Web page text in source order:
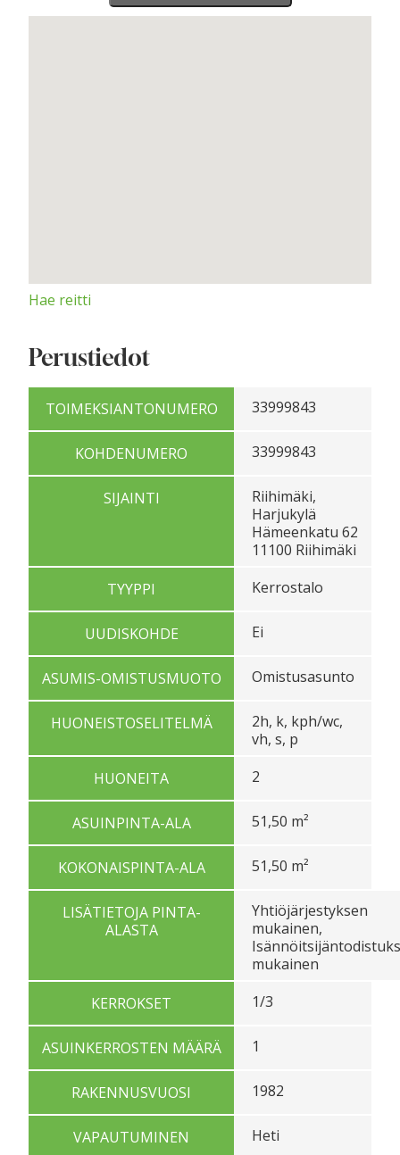
Hae reitti
Perustiedot
TOIMEKSIANTONUMERO 33999843
KOHDENUMERO 33999843
SIJAINTI
Riihimäki,
Harjukylä
Hämeenkatu 62
11100 Riihimäki
TYYPPI
Kerrostalo
UUDISKOHDE Ei
ASUMIS-OMISTUSMUOTO Omistusasunto
HUONEISTOSELITELMÄ
2h, k, kph/wc,
vh, s, p
HUONEITA
2
ASUINPINTA-ALA 51,50 m²
KOKONAISPINTA-ALA 51,50 m²
LISÄTIETOJA PINTA-
ALASTA
Yhtiöjärjestyksen
mukainen,
mukainen
KERROKSET
1/3
ASUINKERROSTEN MÄÄRÄ 1
RAKENNUSVUOSI 1982
VAPAUTUMINEN Heti